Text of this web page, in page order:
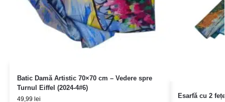
Batic Damă Artistic 70×70 cm – Vedere spre
Turnul Eiffel (2024-4#6)
49,99 lei
Esarfă cu 2